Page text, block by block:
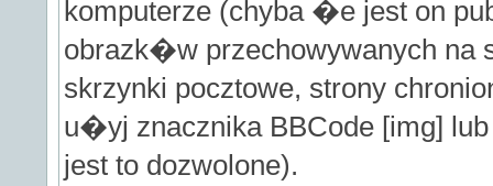
komputerze (chyba �e jest on
obrazk�w przechowywanych na
skrzynki pocztowe, strony
u�yj znacznika BBCode [img]
jest to dozwolone).